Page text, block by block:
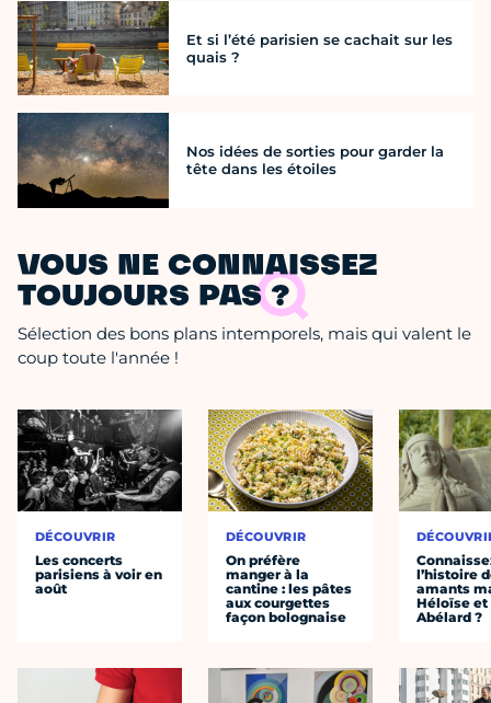
Et si l’été parisien se cachait sur les
quais ?
Nos idées de sorties pour garder la
tête dans les étoiles
VOUS NE CONNAISSEZ
TOUJOURS PAS ?
Sélection des bons plans intemporels, mais qui valent le
coup toute l'année !
DÉCOUVRIR
Les concerts
parisiens à voir en
août
DÉCOUVRIR
On préfère
manger à la
cantine : les pâtes
aux courgettes
façon bolognaise
l’histoire
amants
Héloïse et
Abélard ?